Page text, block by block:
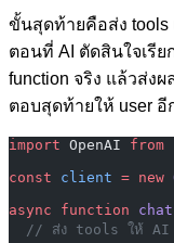
ขั้นสุดท้ายคือส่ง tools
ตอนที่ AI ตัดสินใจเรีย
function จริง แล้วส่งผ
ตอบสุดท้ายให้ user อี
import OpenAI from
const client = new
async function chat
// ส่ง tools ให้ AI